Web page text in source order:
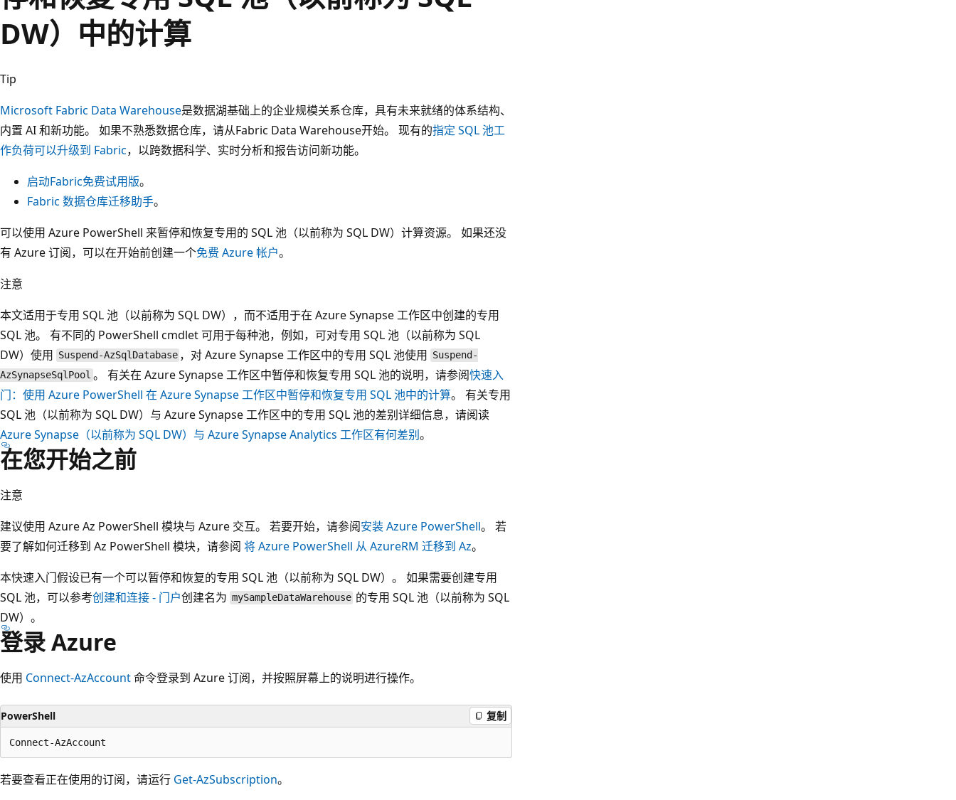
DW）中的计算
Tip
Microsoft Fabric Data Warehouse是数据湖基础上的企业规模关系仓库，具有未来就绪的体系结构、
内置 AI 和新功能。 如果不熟悉数据仓库，请从Fabric Data Warehouse开始。 现有的指定 SQL 池工
作负荷可以升级到 Fabric，以跨数据科学、实时分析和报告访问新功能。
启动Fabric免费试用版。
Fabric 数据仓库迁移助手。
可以使用 Azure PowerShell 来暂停和恢复专用的 SQL 池（以前称为 SQL DW）计算资源。 如果还没
有 Azure 订阅，可以在开始前创建一个免费 Azure 帐户。
注意
本文适用于专用 SQL 池（以前称为 SQL DW），而不适用于在 Azure Synapse 工作区中创建的专用
SQL 池。 有不同的 PowerShell cmdlet 可用于每种池，例如，可对专用 SQL 池（以前称为 SQL
DW）使用 Suspend-AzSqlDatabase ，对 Azure Synapse 工作区中的专用 SQL 池使用 Suspend-
AzSynapseSqlPool 。 有关在 Azure Synapse 工作区中暂停和恢复专用 SQL 池的说明，请参阅快速入
门：使用 Azure PowerShell 在 Azure Synapse 工作区中暂停和恢复专用 SQL 池中的计算。 有关专用
SQL 池（以前称为 SQL DW）与 Azure Synapse 工作区中的专用 SQL 池的差别详细信息，请阅读
Azure Synapse（以前称为 SQL DW）与 Azure Synapse Analytics 工作区有何差别。
在您开始之前
注意
建议使用 Azure Az PowerShell 模块与 Azure 交互。 若要开始，请参阅安装 Azure PowerShell。 若
要了解如何迁移到 Az PowerShell 模块，请参阅 将 Azure PowerShell 从 AzureRM 迁移到 Az。
本快速入门假设已有一个可以暂停和恢复的专用 SQL 池（以前称为 SQL DW）。 如果需要创建专用
SQL 池，可以参考创建和连接 - 门户创建名为 mySampleDataWarehouse 的专用 SQL 池（以前称为 SQL
DW）。
登录 Azure
使用 Connect-AzAccount命令登录到 Azure 订阅，并按照屏幕上的说明进行操作。
PowerShell 复制
若要查看正在使用的订阅，请运行 Get-AzSubscription。